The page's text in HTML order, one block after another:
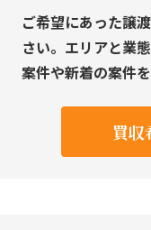
ご希望にあった譲
さい。エリアと業
案件や新着の案件
買収